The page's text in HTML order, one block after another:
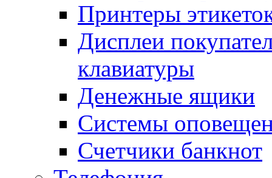
Принтеры
Дисплеи
клавиатуры
Денежные ящики
Системы
Счетчики банкнот